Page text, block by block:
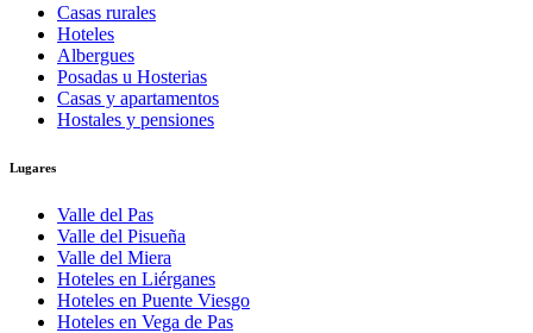
Casas rurales
Hoteles
Albergues
Posadas u Hosterias
Casas y apartamentos
Hostales y pensiones
Lugares
Valle del Pas
Valle del Pisueña
Valle del Miera
Hoteles en Liérganes
Hoteles en Puente Viesgo
Hoteles en Vega de Pas